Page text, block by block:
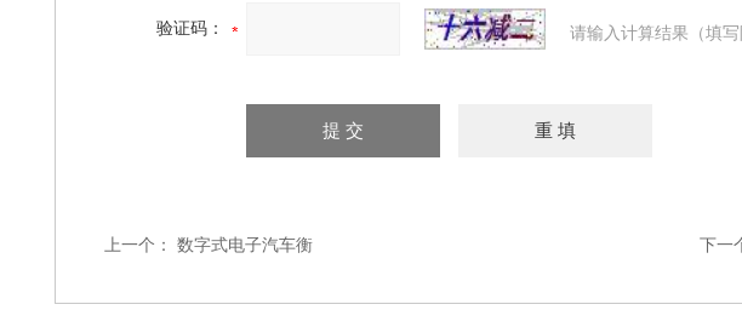
验证码： 请输入计算结果（填
上一个： 数字式电子汽车衡 下一